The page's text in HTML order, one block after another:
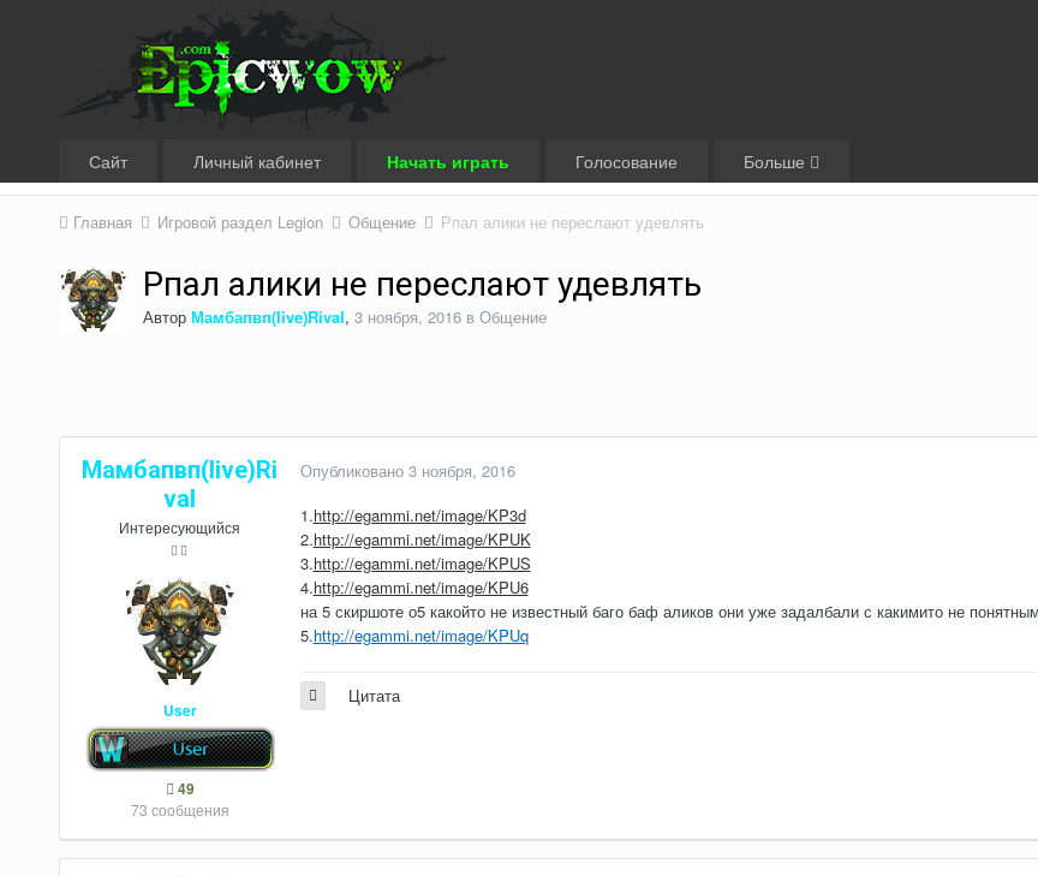
Сайт Личный кабинет Начать играть Голосование Больше
Главная Игровой раздел Legion Общение Рпал алики не переслают удевлять
Рпал алики не переслают удевлять
Автор Мамбапвп(live)Rival, 3 ноября, 2016в Общение
Мамбапвп(live)Ri
val
Интересующийся
User
49
73 сообщения
Опубликовано 3 ноября, 2016
1.http://egammi.net/image/KP3d
2.http://egammi.net/image/KPUK
3.http://egammi.net/image/KPUS
4.http://egammi.net/image/KPU6
на 5 скиршоте о5 какойто не известный баго баф аликов они уже задалбали с какимито не
5.http://egammi.net/image/KPUq
Цитата